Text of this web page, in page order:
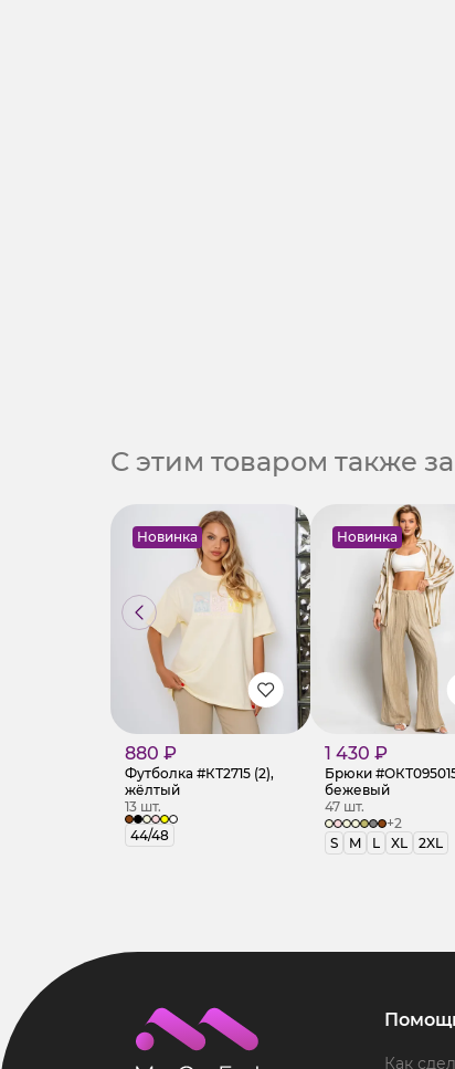
С этим товаром также
Новинка
880 ₽
Футболка #КТ2715 (2),
жёлтый
13 шт.
44/48
Новинка
1 430 ₽
Брюки
бежевый
47 шт.
+2
S
M L XL 2XL
Как